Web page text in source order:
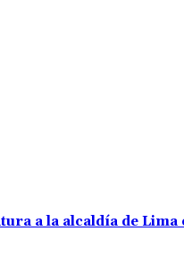
a la alcaldía de